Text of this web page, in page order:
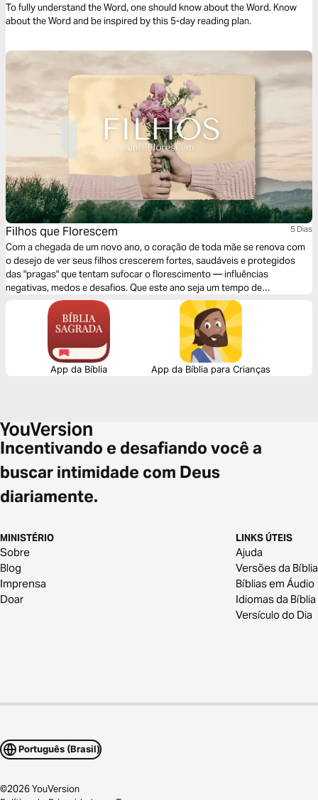
To fully understand the Word, one should know about the Word. Know
about the Word and be inspired by this 5-day reading plan.
Filhos que Florescem 5 Dias
Com a chegada de um novo ano, o coração de toda mãe se renova com
o desejo de ver seus filhos crescerem fortes, saudáveis e protegidos
das "pragas" que tentam sufocar o florescimento — influências
negativas, medos e desafios. Que este ano seja um tempo de
crescimento abençoado, em que buscaremos juntos na Palavra de Deus
a força e a sabedoria para nutrir nossos filhos em um ambiente de paz,
amor e segurança. Que neste novo ano nossos filhos floresçam com
raízes profundas na fé, livres para crescerem em toda a beleza e
propósito que Deus sonhou para eles!
App da Bíblia App da Bíblia para Crianças
Incentivando e desafiando você a
buscar intimidade com Deus
diariamente.
MINISTÉRIO
Sobre
Blog
Imprensa
Doar
LINKS ÚTEIS
Ajuda
Versões da Bíblia
Bíblias em Áudio
Idiomas da Bíblia
Versículo do Dia
Português (Brasil)
©2026YouVersion